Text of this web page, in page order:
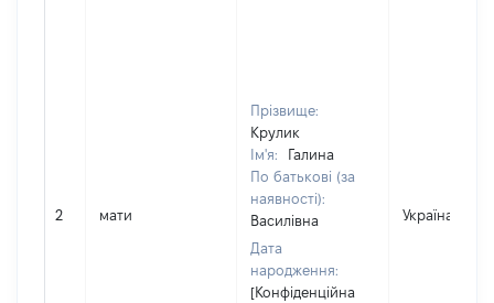
2 мати
Прізвище:
Крулик
Ім'я:
Галина
По батькові (за
наявності):
Василівна
Дата
народження:
[Конфіденційна
Україна